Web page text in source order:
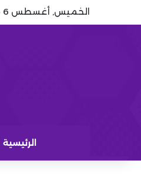
الخميس, أغسطس 6 2026
الرئيسية